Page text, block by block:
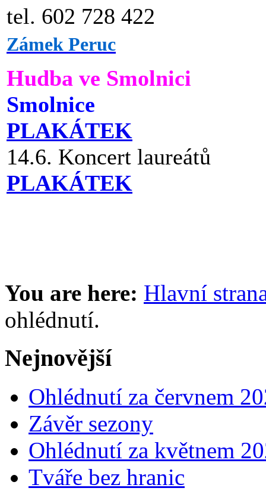
tel. 602 728 422
Zámek Peruc
Hudba ve Smolnici
Smolnice
PLAKÁTEK
14.6. Koncert laureátů
PLAKÁTEK
You are here: Hlavní
ohlédnutí.
Nejnovější
Ohlédnutí za červnem
Závěr sezony
Ohlédnutí za květnem
Tváře bez hranic